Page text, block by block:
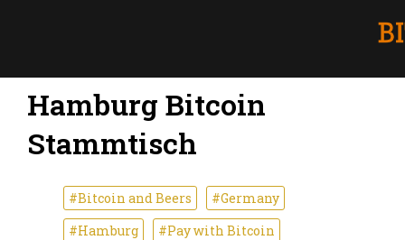
Hamburg Bitcoin
Stammtisch
#Bitcoin and Beers
#Germany
#Hamburg
#Pay with Bitcoin